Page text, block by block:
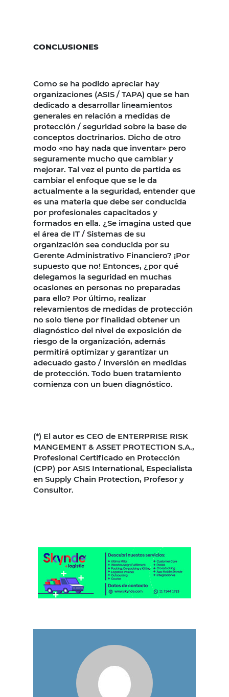
CONCLUSIONES
Como se ha podido apreciar hay
organizaciones (ASIS / TAPA) que se han
dedicado a desarrollar lineamientos
generales en relación a medidas de
protección / seguridad sobre la base de
conceptos doctrinarios. Dicho de otro
modo «no hay nada que inventar» pero
seguramente mucho que cambiar y
mejorar. Tal vez el punto de partida es
cambiar el enfoque que se le da
actualmente a la seguridad, entender que
es una materia que debe ser conducida
por profesionales capacitados y
formados en ella. ¿Se imagina usted que
el área de IT / Sistemas de su
organización sea conducida por su
Gerente Administrativo Financiero? ¡Por
supuesto que no! Entonces, ¿por qué
delegamos la seguridad en muchas
ocasiones en personas no preparadas
para ello? Por último, realizar
relevamientos de medidas de protección
no solo tiene por finalidad obtener un
diagnóstico del nivel de exposición de
riesgo de la organización, además
permitirá optimizar y garantizar un
adecuado gasto / inversión en medidas
de protección. Todo buen tratamiento
comienza con un buen diagnóstico.
(*) El autor es CEO de ENTERPRISE RISK
MANGEMENT & ASSET PROTECTION S.A.,
Profesional Certificado en Protección
(CPP) por ASIS International, Especialista
en Supply Chain Protection, Profesor y
Consultor.